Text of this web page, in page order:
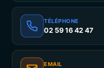
TÉLÉPHONE
02 59 16 42 47
EMAIL